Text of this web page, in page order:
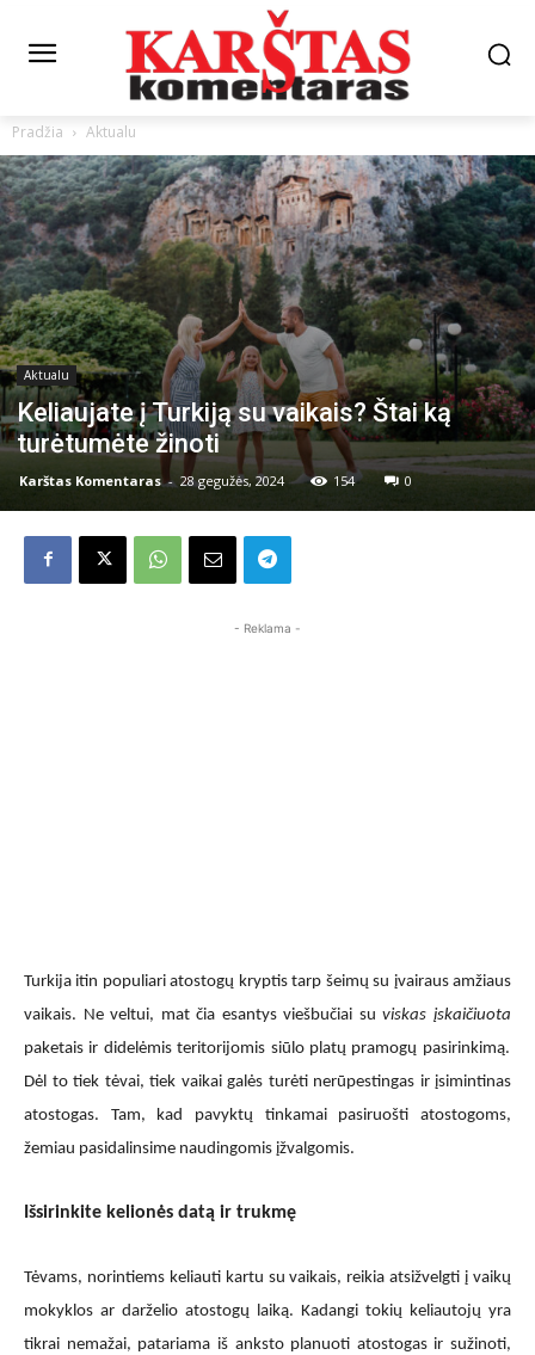
Pradžia Aktualu
Aktualu
Keliaujate į Turkiją su vaikais? Štai ką
turėtumėte žinoti
Karštas Komentaras - 28 gegužės, 2024 154 0
- Reklama -
Turkija itin populiari atostogų kryptis tarp šeimų su įvairaus amžiaus
vaikais. Ne veltui, mat čia esantys viešbučiai suviskas įskaičiuota
paketais ir didelėmis teritorijomis siūlo platų pramogų pasirinkimą.
Dėl to tiek tėvai, tiek vaikai galės turėti nerūpestingas ir įsimintinas
atostogas. Tam, kad pavyktų tinkamai pasiruošti atostogoms,
žemiau pasidalinsime naudingomis įžvalgomis.
Išsirinkite kelionės datą ir trukmę
Tėvams, norintiems keliauti kartu su vaikais, reikia atsižvelgti į vaikų
mokyklos ar darželio atostogų laiką. Kadangi tokių keliautojų yra
tikrai nemažai, patariama iš anksto planuoti atostogas ir sužinoti,